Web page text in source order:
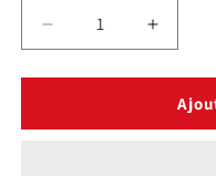
Réduire
la
quantité
Crème
la
Crème